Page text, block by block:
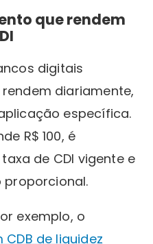
que rendem
digitais
diariamente,
específica.
R$ 100, é
de CDI vigente e
exemplo, o
CDB de liquidez